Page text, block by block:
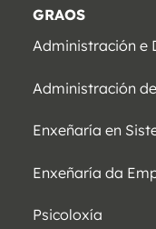
GRAOS
Administración e
Administración
Enxeñaría en
Enxeñaría da
Psicoloxía